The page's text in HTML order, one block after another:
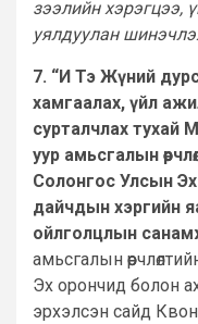
зээлийн хэрэгцээ,
уялдуулан
7. “И Тэ Жүний
хамгаалах, үйл
сурталчлах тухай
уур амьсгалын
Солонгос Улсын
дайчдын хэргийн
ойлголцлын
амьсгалын
Эх орончид болон
эрхэлсэн сайд